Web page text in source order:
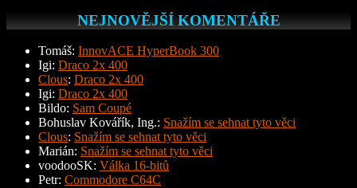
NEJNOVĚJŠÍ KOMENTÁŘE
Tomáš: InnovACE HyperBook 300
Igi: Draco 2x 400
Clous: Draco 2x 400
Igi: Draco 2x 400
Bildo: Sam Coupé
Bohuslav Kovářík, Ing.: Snažím se sehnat tyto věci
Clous: Snažím se sehnat tyto věci
Marián: Snažím se sehnat tyto věci
voodooSK: Válka 16-bitů
Petr: Commodore C64C